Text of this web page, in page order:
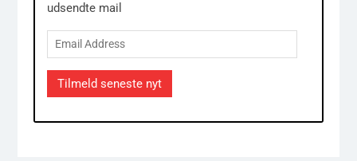
udsendte mail
Email
Address
Tilmeld seneste nyt